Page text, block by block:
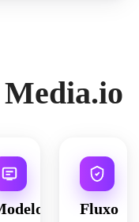
Fluxo